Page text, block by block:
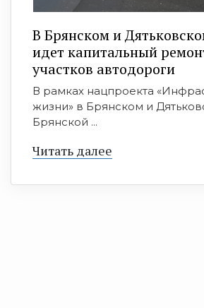
В Брянском и
идет капитальный
участков автодороги
В рамках нацпроекта
жизни» в Брянском и
Брянской ...
Читать далее